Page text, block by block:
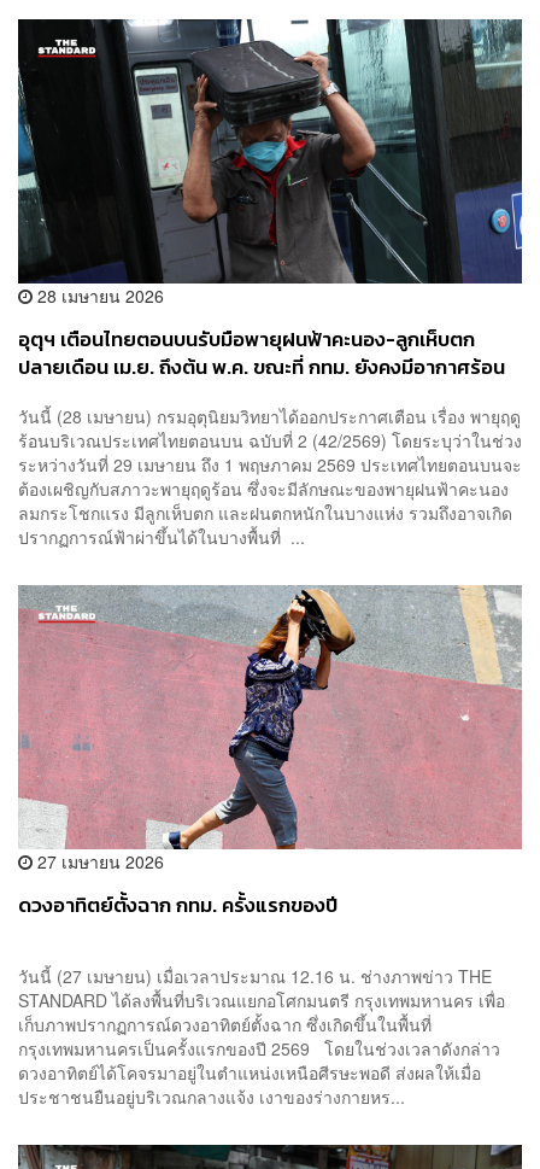
28 เมษายน 2026
อุตุฯ เตือนไทยตอนบนรับมือพายุฝนฟ้าคะนอง-ลูกเห็บตก
ปลายเดือน เม.ย. ถึงต้น พ.ค. ขณะที่ กทม. ยังคงมีอากาศร้อน
วันนี้ (28 เมษายน) กรมอุตุนิยมวิทยาได้ออกประกาศเตือน เรื่อง พายุฤดู
ร้อนบริเวณประเทศไทยตอนบน ฉบับที่ 2 (42/2569) โดยระบุว่าในช่วง
ระหว่างวันที่ 29 เมษายน ถึง 1 พฤษภาคม 2569 ประเทศไทยตอนบนจะ
ต้องเผชิญกับสภาวะพายุฤดูร้อน ซึ่งจะมีลักษณะของพายุฝนฟ้าคะนอง
ลมกระโชกแรง มีลูกเห็บตก และฝนตกหนักในบางแห่ง รวมถึงอาจเกิด
ปรากฏการณ์ฟ้าผ่าขึ้นได้ในบางพื้นที่ ...
27 เมษายน 2026
ดวงอาทิตย์ตั้งฉาก กทม. ครั้งแรกของปี
วันนี้ (27 เมษายน) เมื่อเวลาประมาณ 12.16 น. ช่างภาพข่าว THE
STANDARD ได้ลงพื้นที่บริเวณแยกอโศกมนตรี กรุงเทพมหานคร เพื่อ
เก็บภาพปรากฏการณ์ดวงอาทิตย์ตั้งฉาก ซึ่งเกิดขึ้นในพื้นที่
กรุงเทพมหานครเป็นครั้งแรกของปี 2569 โดยในช่วงเวลาดังกล่าว
ดวงอาทิตย์ได้โคจรมาอยู่ในตำแหน่งเหนือศีรษะพอดี ส่งผลให้เมื่อ
ประชาชนยืนอยู่บริเวณกลางแจ้ง เงาของร่างกายหร...